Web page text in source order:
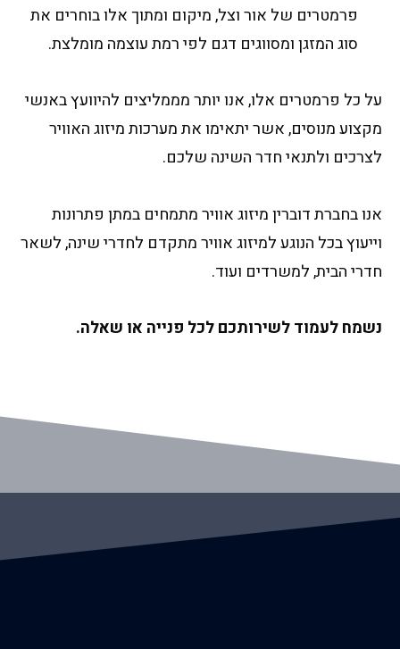
פרמטרים של אור וצל, מיקום ומתוך אלו בוחרים את
סוג המזגן ומסווגים דגם לפי רמת עוצמה מומלצת.
על כל פרמטרים אלו, אנו יותר מממליצים להיוועץ באנשי
מקצוע מנוסים, אשר יתאימו את מערכות מיזוג האוויר
לצרכים ולתנאי חדר השינה שלכם.
אנו בחברת דוברין מיזוג אוויר מתמחים במתן פתרונות
וייעוץ בכל הנוגע למיזוג אוויר מתקדם לחדרי שינה, לשאר
חדרי הבית, למשרדים ועוד.
נשמח לעמוד לשירותכם לכל פנייה או שאלה.